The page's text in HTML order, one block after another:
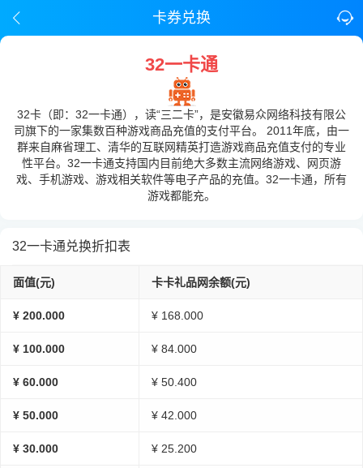
卡券兑换
32一卡通
32卡（即：32一卡通），读“三二卡”，是安徽易众网络科技有限公
司旗下的一家集数百种游戏商品充值的支付平台。 2011年底，由一
群来自麻省理工、清华的互联网精英打造游戏商品充值支付的专业
性平台。32一卡通支持国内目前绝大多数主流网络游戏、网页游
戏、手机游戏、游戏相关软件等电子产品的充值。32一卡通，所有
游戏都能充。
32一卡通兑换折扣表
面值(元) 卡卡礼品网余额(元)
¥ 200.000 ¥ 168.000
¥ 100.000 ¥ 84.000
¥ 60.000 ¥ 50.400
¥ 50.000 ¥ 42.000
¥ 30.000 ¥ 25.200